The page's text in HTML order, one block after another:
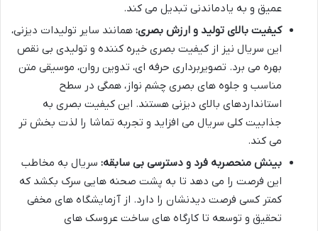
عمیق و به یادماندنی تبدیل می کند.
کیفیت بالای تولید و ارزش بصری: همانند سایر تولیدات دیزنی،
این سریال نیز از کیفیت بصری خیره کننده و تولیدی بی نقص
بهره می برد. تصویربرداری حرفه ای، تدوین روان، موسیقی متن
مناسب و جلوه های بصری چشم نواز، همگی در سطح
استانداردهای بالای دیزنی هستند. این کیفیت بصری به
جذابیت کلی سریال می افزاید و تجربه تماشا را لذت بخش تر
می کند.
بینش منحصربه فرد و دسترسی بی سابقه: سریال به مخاطب
این فرصت را می دهد تا به پشت صحنه هایی سرک بکشد که
کمتر کسی فرصت دیدنشان را دارد. از آزمایشگاه های مخفی
تحقیق و توسعه تا کارگاه های ساخت عروسک های